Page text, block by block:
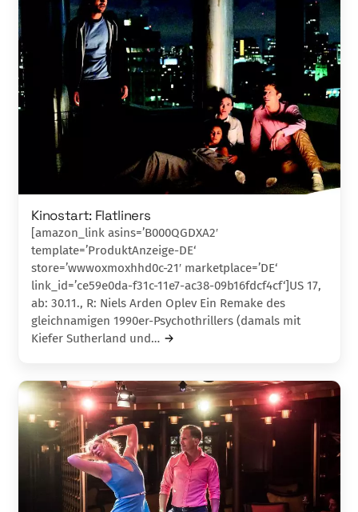
Kinostart: Flatliners
[amazon_link asins=’B000QGDXA2′
template=’ProduktAnzeige-DE‘
store=’wwwoxmoxhhd0c-21′ marketplace=’DE‘
link_id=’ce59e0da-f31c-11e7-ac38-09b16fdcf4cf‘]US 17,
ab: 30.11., R: Niels Arden Oplev Ein Remake des
gleichnamigen 1990er-Psychothrillers (damals mit
Kiefer Sutherland und…